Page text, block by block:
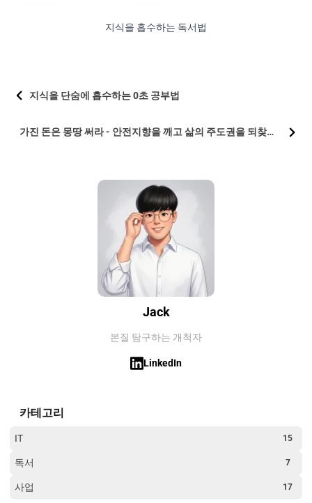
Jack
본질 탐구하는 개척자
LinkedIn
카테고리
IT 15
독서 7
사업 17
지식을 흡수하는 독서법
지식을 단숨에 흡수하는 0초 공부법
가진 돈은 몽땅 써라 - 안전지향을 깨고 삶의 주도권을 되찾는 가이드북